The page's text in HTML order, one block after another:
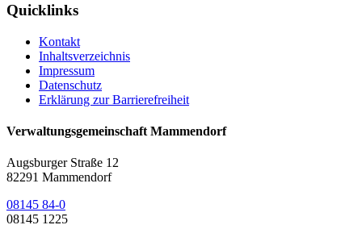
Quicklinks
Kontakt
Inhaltsverzeichnis
Impressum
Datenschutz
Erklärung zur Barrierefreiheit
Verwaltungsgemeinschaft Mammendorf
Augsburger Straße 12
82291 Mammendorf
08145 84-0
08145 1225